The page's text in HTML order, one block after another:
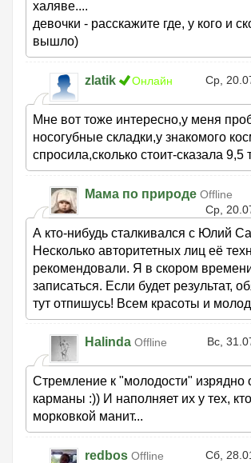
халяве....
девочки - расскажите где, у кого и
вышло)
zlatik Онлайн Ср,
Мне вот тоже интересно,у меня
носогубные складки,у знакомого
спросила,сколько стоит-сказала 9,5
Мама по природе Offline
Ср,
А кто-нибудь сталкивался с Юлий
Несколько авторитетных лиц её
рекомендовали. Я в скором
записаться. Если будет результат,
тут отпишусь! Всем красоты и
Halinda Offline Вс,
Стремление к "молодости" изрядно
карманы :)) И наполняет их у тех,
морковкой манит...
redbos Offline Сб,